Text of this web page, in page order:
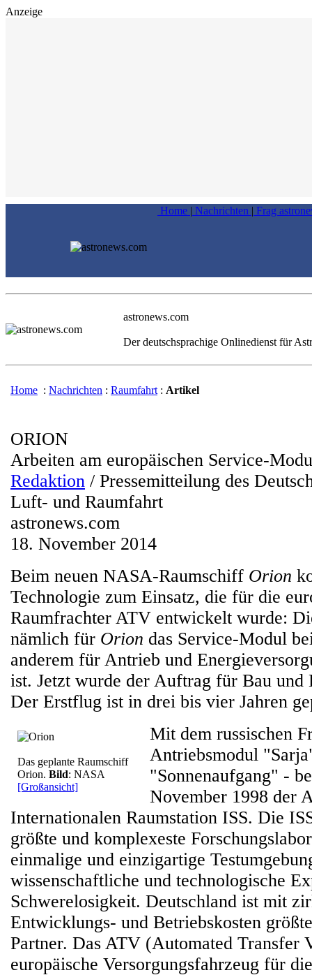
Anzeige
Home | Nachrichten | Frag
astronews.com
Der deutschsprachige Onlinedienst für
Home : Nachrichten : Raumfahrt : Artikel
ORION
Arbeiten am europäischen Service-
Redaktion / Pressemitteilung des
Luft- und Raumfahrt
astronews.com
18. November 2014
Beim neuen NASA-Raumschiff Orion
Technologie zum Einsatz, die für die
Raumfrachter ATV entwickelt wurde:
nämlich für Orion das Service-Modul
anderem für Antrieb und
ist. Jetzt wurde der Auftrag für Bau
Der Erstflug ist in drei bis vier Jahren
Das geplante Raumschiff
Orion. Bild: NASA
[Großansicht]
Mit dem russischen
Antriebsmodul
"Sonnenaufgang" -
November 1998 der
Internationalen Raumstation ISS. Die
größte und komplexeste
einmalige und einzigartige
wissenschaftliche und technologische
Schwerelosigkeit. Deutschland ist mit
Entwicklungs- und Betriebskosten
Partner. Das ATV (Automated Transfer
europäische Versorgungsfahrzeug für